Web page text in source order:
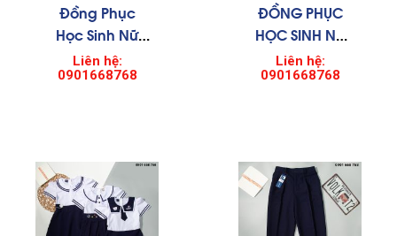
Đồng Phục
Học Sinh Nữ
004
Liên hệ:
0901668768
ĐỒNG PHỤC
HỌC SINH NỮ
0005
Liên hệ:
0901668768